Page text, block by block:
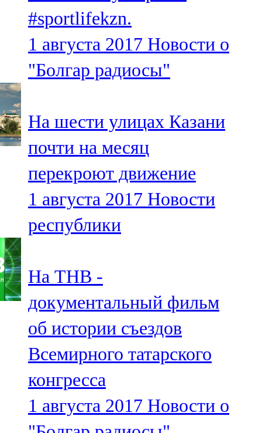
71,51 FM
Кукмара
107,9 FM
102,1 FM
Мамадыш
106,2 FM
Минзәлә
107,3 FM
100,0 FM
Нурлат
104,7 FM
Олы Әтнә
71,42 FM
Сарман
#sportlifekzn.
1 августа 2017 Новости о
"Болгар радиосы"
На шести улицах Казани
почти на месяц
перекроют движение
1 августа 2017 Новости
республики
На ТНВ -
документальный фильм
об истории съездов
Всемирного татарского
конгресса
1 августа 2017 Новости о